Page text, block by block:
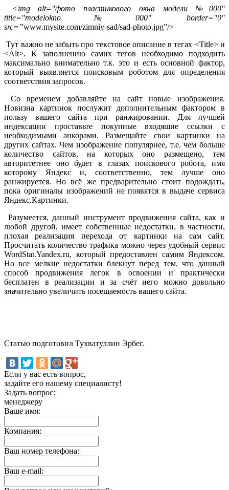
<img alt="фото пластикового окна модели №000"
title="modelokno№000" border="0"
src=”www.mysite.com/zimniy-sad/sad-photo.jpg”/>
Тут важно не забыть про текстовое описание в тегах <Title> и
<Alt>. К заполнению самих тегов необходимо подходить
максимально внимательно т.к. это и есть основной фактор,
который выявляется поисковым роботом для определения
соответствия запросов.
Со временем добавляйте на сайт новые изображения.
Новизна картинок послужит дополнительным фактором в
пользу вашего сайта при ранжировании. Для лучшей
индексации проставьте покупные входящие ссылки с
необходимыми анкорами. Размещайте свои картинки на
других сайтах. Чем изображение популярнее, т.е. чем больше
количество сайтов, на которых оно размещено, тем
авторитетнее оно будет в глазах поискового робота, имя
которому Яндекс и, соответственно, тем лучше оно
ранжируется. Но всё же предварительно стоит подождать,
пока оригиналы изображений не появятся в выдаче сервиса
Яндекс.Картинки.
Разумеется, данный инструмент продвижения сайта, как и
любой другой, имеет собственные недостатки, в частности,
плохая реализация перехода от картинки на сам сайт.
Просчитать количество трафика можно через удобный сервис
WordStat.Yandex.ru, который предоставлен самим Яндексом.
Но все мелкие недостатки блекнут перед тем, что данный
способ продвижения легок в освоении и практически
бесплатен в реализации и за счёт него можно довольно
значительно увеличить посещаемость вашего сайта.
Статью подготовил Тухватуллин Эрбег.
Если у вас есть вопрос,
задайте его нашему специалисту!
Задать вопрос:
менеджеру
Ваше имя:
Компания:
Ваш номер телефона:
Ваш e-mail: